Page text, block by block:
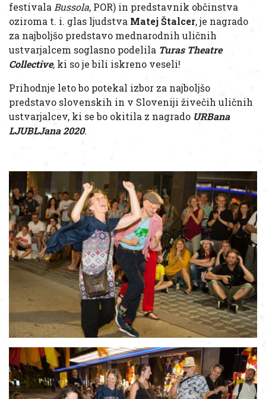
festivalaBussola, POR) in predstavnik občinstva
oziroma t. i. glas ljudstva Matej Štalcer, je nagrado
za najboljšo predstavo mednarodnih uličnih
ustvarjalcem soglasno podelila Turas Theatre
Collective, ki so je bili iskreno veseli!
Prihodnje leto bo potekal izbor za najboljšo
predstavo slovenskih in v Sloveniji živečih uličnih
ustvarjalcev, ki se bo okitila z nagrado URBana
LJUBLJana 2020.